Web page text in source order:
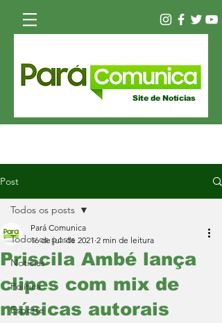
Site de Notícias
Post
Todos os posts
Notícias
Política
Esporte
Todos os posts
Priscila Ambé lança
clipes com mix de
músicas autorais
Pará Comunica
16 de jul. de 2021 2 min de leitura